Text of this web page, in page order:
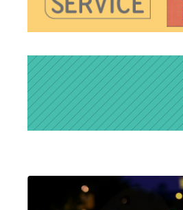
News